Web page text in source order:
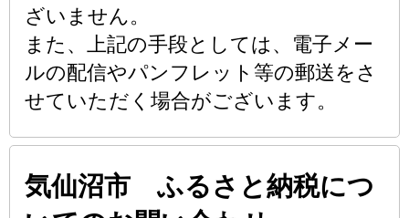
ざいません。
また、上記の手段としては、電子メー
ルの配信やパンフレット等の郵送をさ
せていただく場合がございます。
気仙沼市 ふるさと納税につ